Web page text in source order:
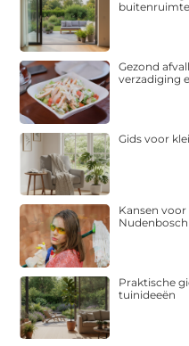
buitenruimte
Gezond
verzadiging
Gids voor
Kansen
Nudenbosch
Praktische
tuinideeën